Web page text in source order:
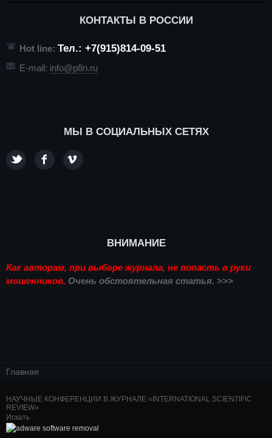
КОНТАКТЫ В РОССИИ
Hot line: Тел.: +7(915)814-09-51
E-mail: info@p8n.ru
МЫ В СОЦИАЛЬНЫХ СЕТЯХ
ВНИМАНИЕ
Как авторам, при выборе журнала, не попасть в руки
мошенников. Очень обстоятельная статья. >>>
Главная
НАУЧНЫЕ КОНФЕРЕНЦИИ В ЖУРНАЛЕ «INTERNATIONAL SCIENTIFIC
REVIEW»
Искать